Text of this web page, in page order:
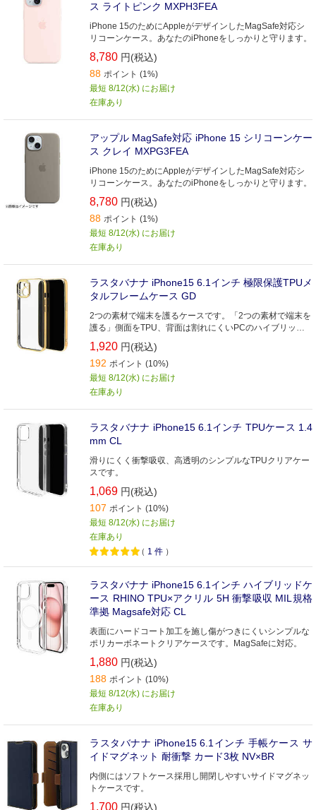
ス ライトピンク MXPH3FEA
iPhone 15のためにAppleがデザインしたMagSafe対応シ
リコーンケース。あなたのiPhoneをしっかりと守ります。
8,780 円(税込)
88 ポイント (1%)
最短 8/12(水) にお届け
在庫あり
アップル MagSafe対応 iPhone 15 シリコーンケー
ス クレイ MXPG3FEA
iPhone 15のためにAppleがデザインしたMagSafe対応シ
リコーンケース。あなたのiPhoneをしっかりと守ります。
8,780 円(税込)
88 ポイント (1%)
最短 8/12(水) にお届け
在庫あり
ラスタバナナ iPhone15 6.1インチ 極限保護TPUメ
タルフレームケース GD
2つの素材で端末を護るケースです。「2つの素材で端末を
護る」側面をTPU、背面は割れにくいPCのハイブリッド
ケース。
1,920 円(税込)
192 ポイント (10%)
最短 8/12(水) にお届け
在庫あり
ラスタバナナ iPhone15 6.1インチ TPUケース 1.4
mm CL
滑りにくく衝撃吸収、高透明のシンプルなTPUクリアケー
スです。
1,069 円(税込)
107 ポイント (10%)
最短 8/12(水) にお届け
在庫あり
（ 1 件 ）
ラスタバナナ iPhone15 6.1インチ ハイブリッドケ
ース RHINO TPU×アクリル 5H 衝撃吸収 MIL規格
準拠 Magsafe対応 CL
表面にハードコート加工を施し傷がつきにくいシンプルな
ポリカーボネートクリアケースです。MagSafeに対応。
1,880 円(税込)
188 ポイント (10%)
最短 8/12(水) にお届け
在庫あり
ラスタバナナ iPhone15 6.1インチ 手帳ケース サ
イドマグネット 耐衝撃 カード3枚 NV×BR
内側にはソフトケース採用し開閉しやすいサイドマグネッ
トケースです。
1,700 円(税込)